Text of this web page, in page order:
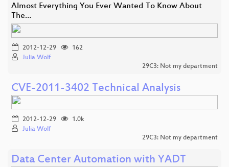
Almost Everything You Ever Wanted To Know About
The…
2012-12-29
162
Julia Wolf
29C3: Not my department
CVE-2011-3402 Technical Analysis
2012-12-29
1.0k
Julia Wolf
29C3: Not my department
Data Center Automation with YADT